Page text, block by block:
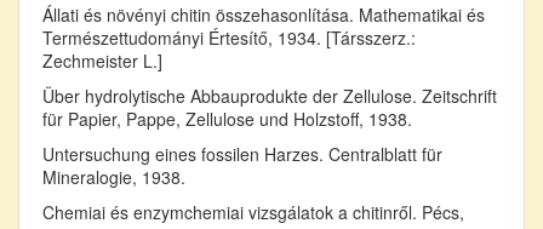
Állati és növényi chitin összehasonlítása. Mathematikai és
Természettudományi Értesítő, 1934. [Társszerz.:
Zechmeister L.]
Über hydrolytische Abbauprodukte der Zellulose. Zeitschrift
für Papier, Pappe, Zellulose und Holzstoff, 1938.
Untersuchung eines fossilen Harzes. Centralblatt für
Mineralogie, 1938.
Chemiai és enzymchemiai vizsgálatok a chitinről. Pécs,